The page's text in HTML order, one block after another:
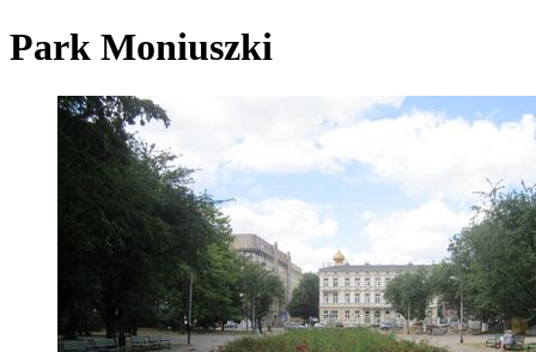
Park Moniuszki